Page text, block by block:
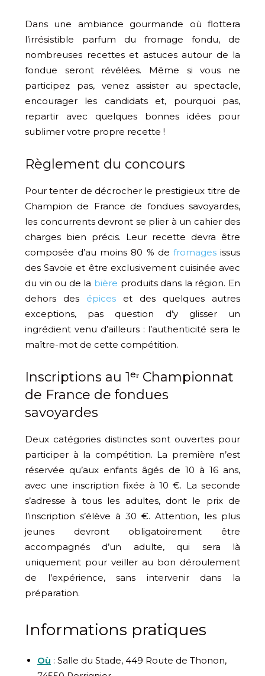
Dans une ambiance gourmande où flottera
l’irrésistible parfum du fromage fondu, de
nombreuses recettes et astuces autour de la
fondue seront révélées. Même si vous ne
participez pas, venez assister au spectacle,
encourager les candidats et, pourquoi pas,
repartir avec quelques bonnes idées pour
sublimer votre propre recette !
Règlement du concours
Pour tenter de décrocher le prestigieux titre de
Champion de France de fondues savoyardes,
les concurrents devront se plier à un cahier des
charges bien précis. Leur recette devra être
composée d’au moins 80 % de fromagesissus
des Savoie et être exclusivement cuisinée avec
du vin ou de la bière produits dans la région. En
dehors des épices et des quelques autres
exceptions, pas question d’y glisser un
ingrédient venu d’ailleurs : l’authenticité sera le
maître-mot de cette compétition.
Inscriptions au 1ᵉʳ Championnat
de France de fondues
savoyardes
Deux catégories distinctes sont ouvertes pour
participer à la compétition. La première n’est
réservée qu’aux enfants âgés de 10 à 16 ans,
avec une inscription fixée à 10 €. La seconde
s’adresse à tous les adultes, dont le prix de
l’inscription s’élève à 30 €. Attention, les plus
jeunes devront obligatoirement être
accompagnés d’un adulte, qui sera là
uniquement pour veiller au bon déroulement
de l’expérience, sans intervenir dans la
préparation.
Informations pratiques
Où : Salle du Stade, 449 Route de Thonon,